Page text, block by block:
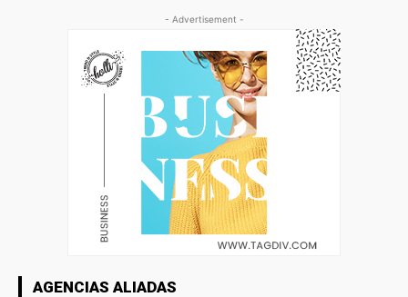
- Advertisement -
AGENCIAS ALIADAS